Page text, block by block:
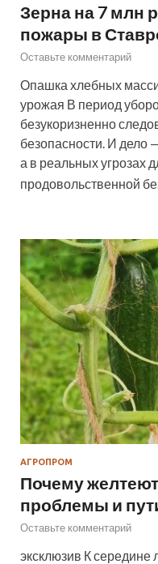
Зерна на 7 млн
пожары в
Оставьте комментарий
Опашка хлебных
урожая В период
безукоризненно
безопасности. И дело
а в реальных угрозах
продовольственной
АГРОПРОМ
Почему
проблемы и
Оставьте комментарий
эксклюзив К середине